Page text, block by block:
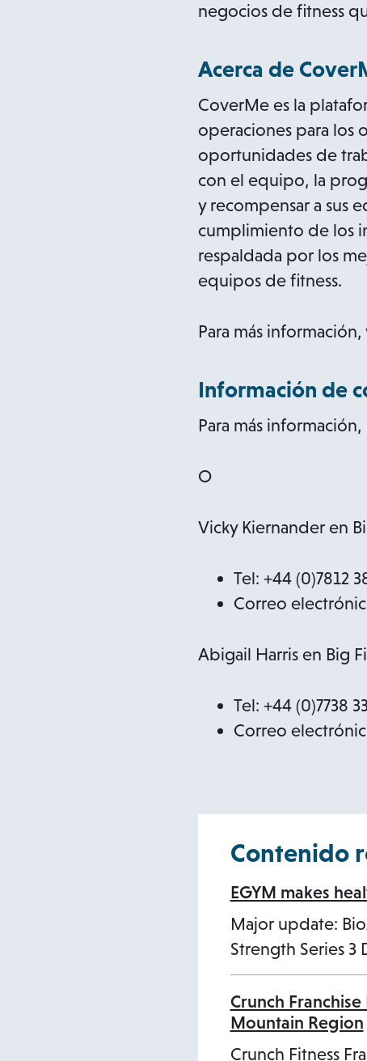
negocios de fitness
Acerca de
CoverMe es la
operaciones para los
oportunidades de
con el equipo, la
y recompensar a sus
cumplimiento de los
respaldada por los
equipos de fitness.
Para más
Información de
Para más
O
Vicky Kiernander en
Tel: +44 (0)7812
Correo
Abigail Harris en Big
Tel: +44 (0)7738
Correo
Contenido
EGYM makes
Major update:
Strength Series 3
Crunch
Mountain Region
Crunch Fitness